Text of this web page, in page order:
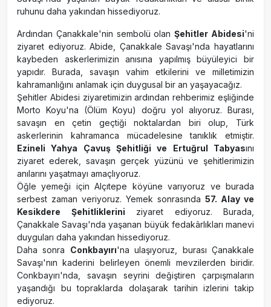
ruhunu daha yakından hissediyoruz.
Ardından Çanakkale'nin sembolü olanŞehitler Abidesi'ni
ziyaret ediyoruz. Abide, Çanakkale Savaşı'nda hayatlarını
kaybeden askerlerimizin anısına yapılmış büyüleyici bir
yapıdır. Burada, savaşın vahim etkilerini ve milletimizin
kahramanlığını anlamak için duygusal bir an yaşayacağız.
Şehitler Abidesi ziyaretimizin ardından rehberimiz eşliğinde
Morto Koyu'na (Ölüm Koyu) doğru yol alıyoruz. Burası,
savaşın en çetin geçtiği noktalardan biri olup, Türk
askerlerinin kahramanca mücadelesine tanıklık etmiştir.
Ezineli Yahya Çavuş Şehitliği ve Ertuğrul Tabyasını
ziyaret ederek, savaşın gerçek yüzünü ve şehitlerimizin
anılarını yaşatmayı amaçlıyoruz.
Öğle yemeği için Alçıtepe köyüne varıyoruz ve burada
serbest zaman veriyoruz. Yemek sonrasında 57. Alay ve
Kesikdere Şehitliklerini ziyaret ediyoruz. Burada,
Çanakkale Savaşı'nda yaşanan büyük fedakârlıkları manevi
duyguları daha yakından hissediyoruz.
Daha sonra Conkbayırı'na ulaşıyoruz, burası Çanakkale
Savaşı'nın kaderini belirleyen önemli mevzilerden biridir.
Conkbayırı'nda, savaşın seyrini değiştiren çarpışmaların
yaşandığı bu topraklarda dolaşarak tarihin izlerini takip
ediyoruz.